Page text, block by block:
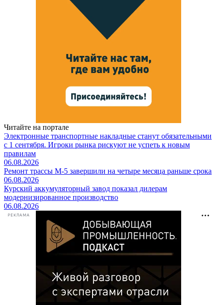
Читайте на портале
Электронные транспортные накладные станут обязательными
с 1 сентября. Игроки рынка рискуют не успеть к новым
правилам
06.08.2026
Ремонт трассы М-5 завершили на четыре месяца раньше срока
06.08.2026
Курский аккумуляторный завод показал дилерам
модернизированное производство
06.08.2026
РЕКЛАМА